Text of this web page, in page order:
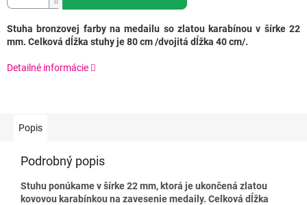
Stuha bronzovej farby na medailu so zlatou karabínou v šírke 22
mm. Celková dĺžka stuhy je 80 cm /dvojitá dĺžka 40 cm/.
Detailné informácie
Popis
Podrobný popis
Stuhu ponúkame v šírke 22 mm, ktorá je ukončená zlatou
kovovou karabínkou na zavesenie medaily. Celková dĺžka